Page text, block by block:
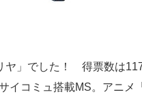
」でした！ 得票数は
イコミュ搭載MS。アニメ